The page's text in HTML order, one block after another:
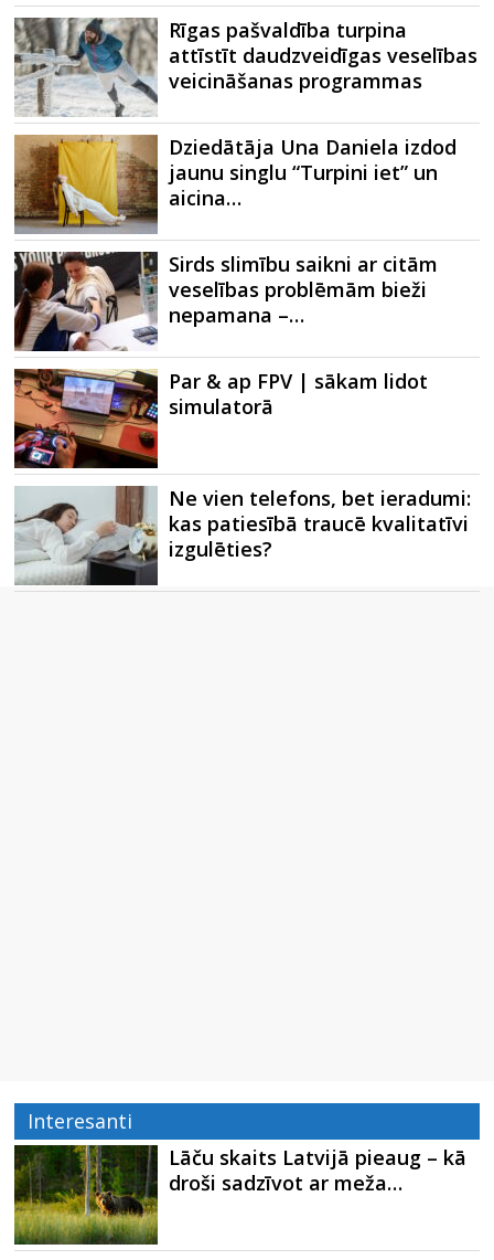
Rīgas pašvaldība turpina
attīstīt daudzveidīgas veselības
veicināšanas programmas
Dziedātāja Una Daniela izdod
jaunu singlu “Turpini iet” un
aicina…
Sirds slimību saikni ar citām
veselības problēmām bieži
nepamana –…
Par & ap FPV | sākam lidot
simulatorā
Ne vien telefons, bet ieradumi:
kas patiesībā traucē kvalitatīvi
izgulēties?
Interesanti
Lāču skaits Latvijā pieaug – kā
droši sadzīvot ar meža…